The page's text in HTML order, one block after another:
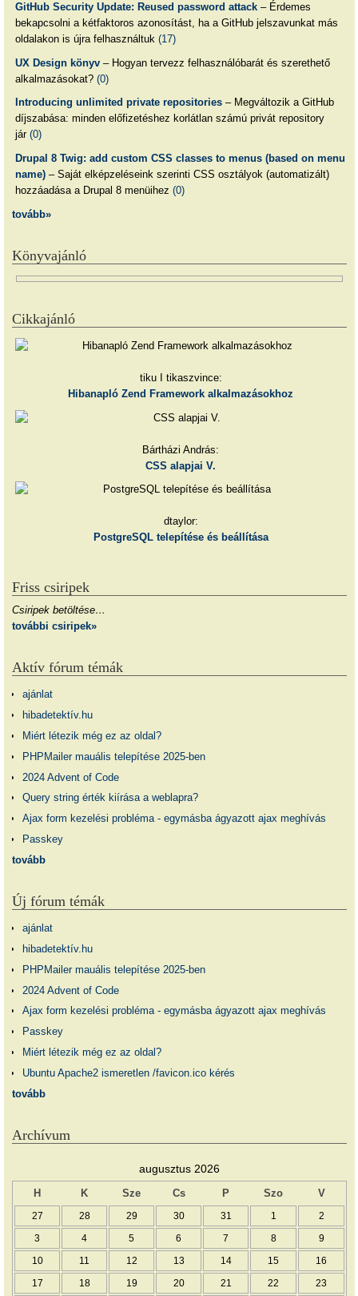
GitHub Security Update: Reused password attack– Érdemes
bekapcsolni a kétfaktoros azonosítást, ha a GitHub jelszavunkat más
oldalakon is újra felhasználtuk (17)
UX Design könyv– Hogyan tervezz felhasználóbarát és szerethető
alkalmazásokat? (0)
Introducing unlimited private repositories– Megváltozik a GitHub
díjszabása: minden előfizetéshez korlátlan számú privát repository
jár (0)
Drupal 8 Twig: add custom CSS classes to menus (based on menu
name)– Saját elképzeléseink szerinti CSS osztályok (automatizált)
hozzáadása a Drupal 8 menüihez (0)
tovább»
Könyvajánló
Cikkajánló
tiku I tikaszvince:
Hibanapló Zend Framework alkalmazásokhoz
Bártházi András:
CSS alapjai V.
dtaylor:
PostgreSQL telepítése és beállítása
Friss csiripek
Csiripek betöltése…
további csiripek»
Aktív fórum témák
ajánlat
hibadetektív.hu
Miért létezik még ez az oldal?
PHPMailer mauális telepítése 2025-ben
2024 Advent of Code
Query string érték kiírása a weblapra?
Ajax form kezelési probléma - egymásba ágyazott ajax meghívás
Passkey
tovább
Új fórum témák
ajánlat
hibadetektív.hu
PHPMailer mauális telepítése 2025-ben
2024 Advent of Code
Ajax form kezelési probléma - egymásba ágyazott ajax meghívás
Passkey
Miért létezik még ez az oldal?
Ubuntu Apache2 ismeretlen /favicon.ico kérés
tovább
Archívum
augusztus 2026
H K Sze Cs P Szo V
27 28 29 30 31 1 2
3 4 5 6 7 8 9
10 11 12 13 14 15 16
17 18 19 20 21 22 23